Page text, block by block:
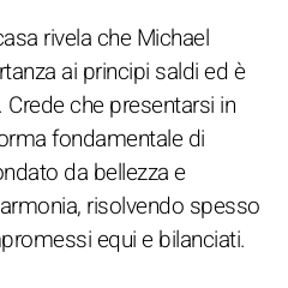
rivela che Michael
ai principi saldi ed è
che presentarsi in
fondamentale di
da bellezza e
risolvendo spesso
equi e bilanciati.